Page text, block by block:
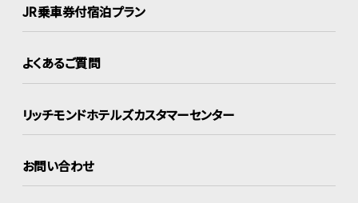
JR乗車券付宿泊プラン
よくあるご質問
リッチモンドホテルズカスタマーセンター
お問い合わせ